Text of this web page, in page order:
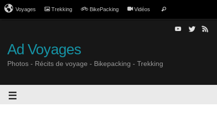
Voyages Trekking BikePacking Vidéos
Ad Voyages
Photos - Récits de voyage - Bikepacking - Trekking